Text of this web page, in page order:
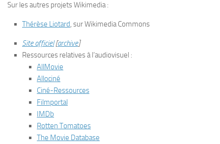
Sur les autres projets Wikimedia :
Thérèse Liotard, surWikimedia Commons
Site officiel[archive]
Ressources relatives à l’audiovisuel :
AllMovie
Allociné
Ciné-Ressources
Filmportal
IMDb
Rotten Tomatoes
The Movie Database